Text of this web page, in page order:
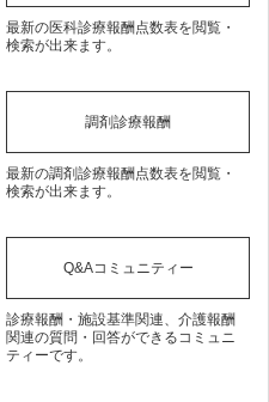
最新の医科診療報酬点数表を閲覧・
検索が出来ます。
調剤診療報酬
最新の調剤診療報酬点数表を閲覧・
検索が出来ます。
Q&Aコミュニティー
診療報酬・施設基準関連、介護報酬
関連の質問・回答ができるコミュニ
ティーです。